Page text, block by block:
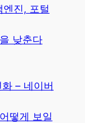
진, 포털
낮춘다
– 네이버
떻게 보일